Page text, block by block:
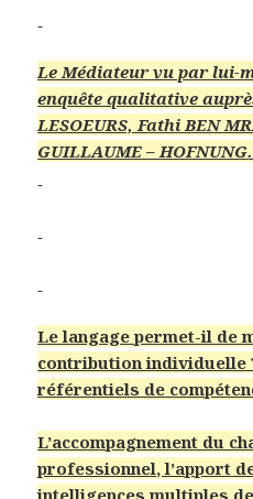
Le Médiateur vu par lui-
enquête qualitative
LESOEURS, Fathi BEN
GUILLAUME – HOFNUNG.
Le langage permet-il de
contribution individuelle
référentiels de
L’accompagnement du
professionnel, l’apport
intelligences multiples